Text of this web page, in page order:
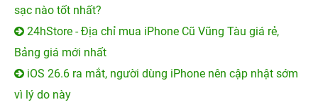
sạc nào tốt nhất?
24hStore - Địa chỉ mua iPhone Cũ Vũng Tàu giá rẻ,
Bảng giá mới nhất
iOS 26.6 ra mắt, người dùng iPhone nên cập nhật sớm
vì lý do này